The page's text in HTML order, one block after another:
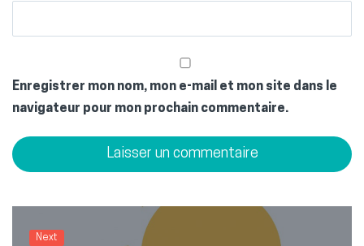
Enregistrer mon nom, mon e-mail et mon site dans le
navigateur pour mon prochain commentaire.
Next